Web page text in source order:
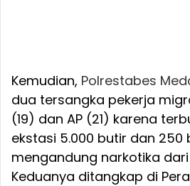
Kemudian, Polrestabes
dua tersangka pekerja
(19) dan AP (21) karena
ekstasi 5.000 butir dan 250
mengandung narkotika
Keduanya ditangkap di